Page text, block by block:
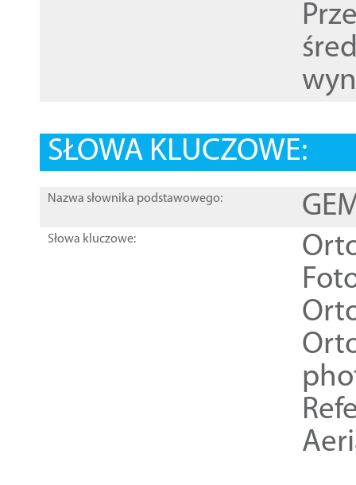
SŁOWA KLUCZOWE:
Nazwa słownika podstawowego:
Słowa kluczowe: